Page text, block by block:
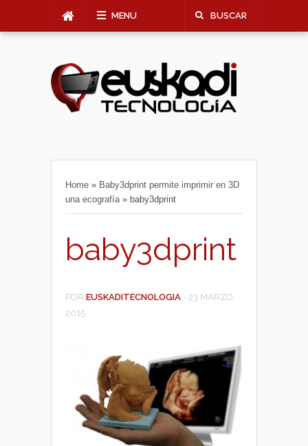
MENU BUSCAR
Home » Baby3dprint permite imprimir en 3D
una ecografía » baby3dprint
baby3dprint
POR EUSKADITECNOLOGIA - 23 MARZO
2015